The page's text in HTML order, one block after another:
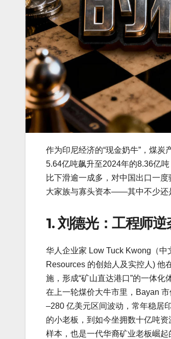
作为印尼经济的“现金奶牛”，煤
5.64亿吨飙升至2024年的8.36亿
比下滑逾一成多，对中国出口一
大家族与寡头资本——其中不少还
1. 刘德光：工程师
华人企业家 Low Tuck Kwong（中
Resources 的创始人及实控人) 他
施，形成“矿山直达港口”的一体化
在上一轮煤价大牛市里，Bayan
–280 亿美元区间波动，常年稳居
的小老板，到如今坐拥数十亿吨
样本，也是一代华裔矿业老板崛起